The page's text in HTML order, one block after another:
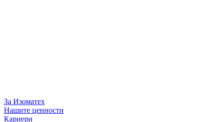
За Изоматех
Нашите ценности
Кариери